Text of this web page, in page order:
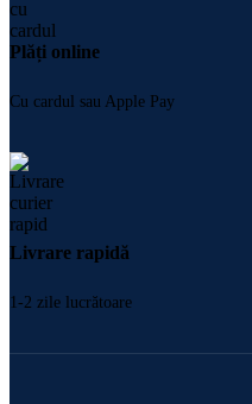
Plăți online
Cu cardul sau Apple Pay
Livrare rapidă
1-2 zile lucrătoare